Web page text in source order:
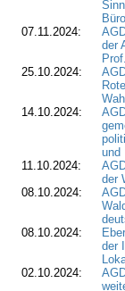
07.11.2024:
der
25.10.2024:
14.10.2024:
und
11.10.2024:
der
08.10.2024:
08.10.2024:
der
02.10.2024: